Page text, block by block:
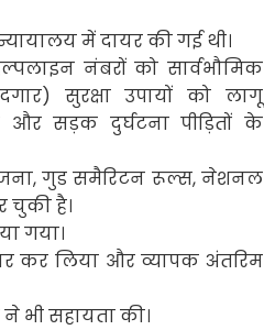
में दायर की गई थी।
नंबरों को सार्वभौमिक
सुरक्षा उपायों को लागू
और सड़क दुर्घटना पीड़ितों के
,गुड समैरिटन रूल्स, नेशनल
चुकी है।
गया।
कर लिया और व्यापक अंतरिम
भी सहायता की।